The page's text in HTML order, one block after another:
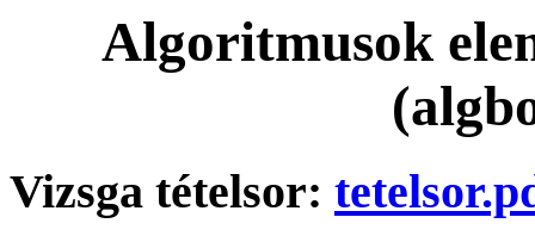
Algoritmusok
Vizsga tételsor: